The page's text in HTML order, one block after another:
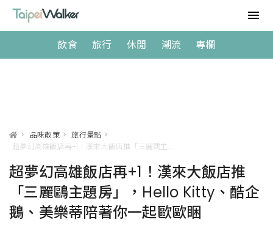
飲食 旅行 休閒 潮流 專欄
> 品味散策 > 旅行景點 >
超夢幻高雄飯店再+1！漢來大飯店推
「三麗鷗主題房」，Hello Kitty、酷企
鵝、美樂蒂陪著你一起歐歐睏